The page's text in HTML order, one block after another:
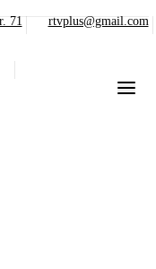
71
rtvplus@gmail.com